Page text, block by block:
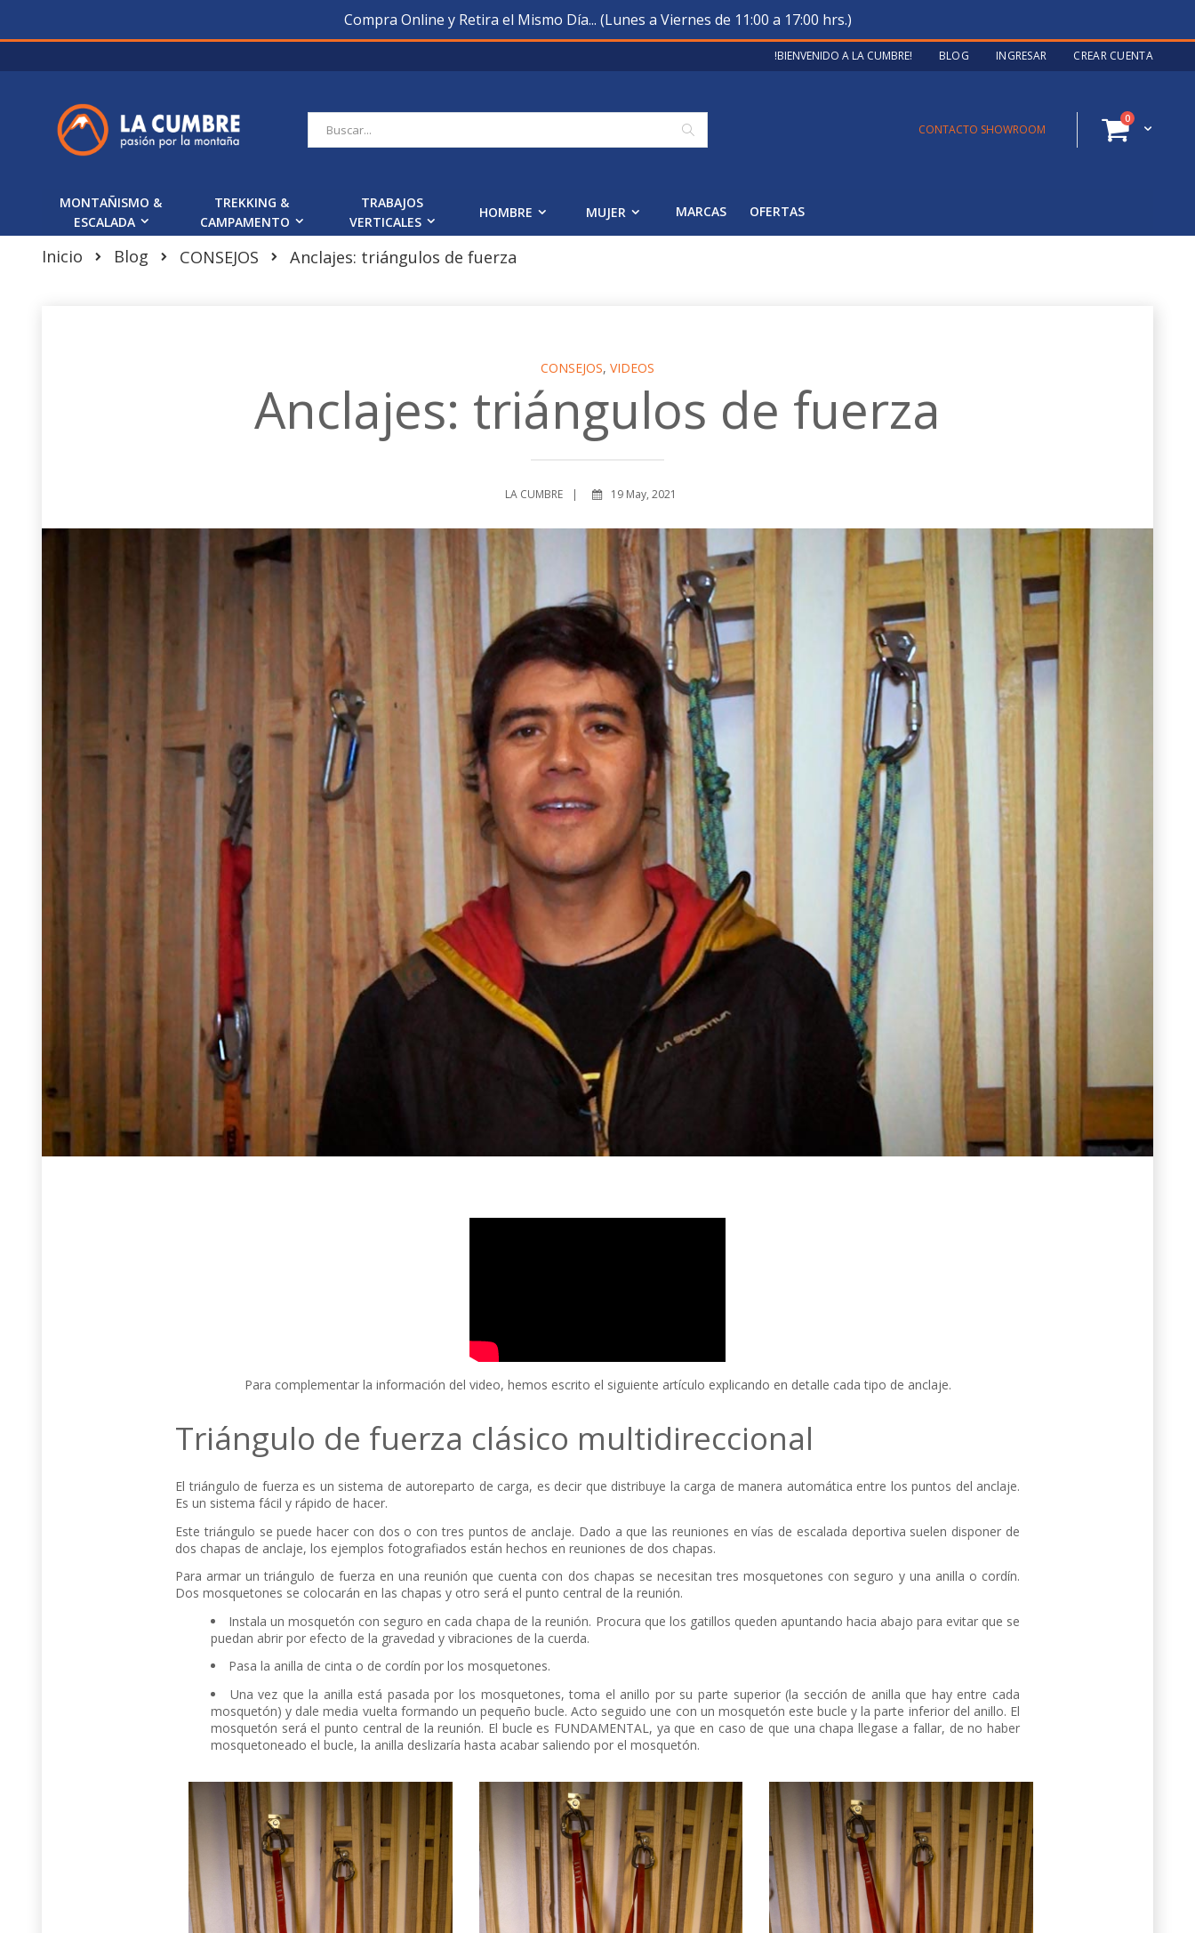
Compra Online y Retira el Mismo Día... (Lunes a Viernes de 11:00 a 17:00 hrs.)
a
!BIENVENIDO A LA CUMBRE! BLOG INGRESAR CREAR CUENTA
Cart
0artículos
Buscar
CONTACTO SHOWROOM
MONTAÑISMO &
ESCALADA
TREKKING &
CAMPAMENTO
TRABAJOS
VERTICALES
HOMBRE MUJER MARCAS OFERTAS
Inicio Blog CONSEJOS Anclajes: triángulos de fuerza
CONSEJOS, VIDEOS
Anclajes: triángulos de fuerza
LA CUMBRE 19 May, 2021
Para complementar la información del video, hemos escrito el siguiente artículo explicando en detalle cada tipo de anclaje.
Triángulo de fuerza clásico multidireccional
El triángulo de fuerza es un sistema de autoreparto de carga, es decir que distribuye la carga de manera automática entre los puntos del anclaje.
Es un sistema fácil y rápido de hacer.
Este triángulo se puede hacer con dos o con tres puntos de anclaje. Dado a que las reuniones en vías de escalada deportiva suelen disponer de
dos chapas de anclaje, los ejemplos fotografiados están hechos en reuniones de dos chapas.
Para armar un triángulo de fuerza en una reunión que cuenta con dos chapas se necesitan tres mosquetones con seguro y una anilla o cordín.
Dos mosquetones se colocarán en las chapas y otro será el punto central de la reunión.
Instala un mosquetón con seguro en cada chapa de la reunión. Procura que los gatillos queden apuntando hacia abajo para evitar que se
puedan abrir por efecto de la gravedad y vibraciones de la cuerda.
Pasa la anilla de cinta o de cordín por los mosquetones.
Una vez que la anilla está pasada por los mosquetones, toma el anillo por su parte superior (la sección de anilla que hay entre cada
mosquetón) y dale media vuelta formando un pequeño bucle. Acto seguido une con un mosquetón este bucle y la parte inferior del anillo. El
mosquetón será el punto central de la reunión. El bucle es FUNDAMENTAL, ya que en caso de que una chapa llegase a fallar, de no haber
mosquetoneado el bucle, la anilla deslizaría hasta acabar saliendo por el mosquetón.